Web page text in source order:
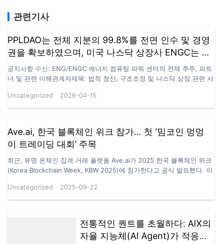
관련기사
PPLDAO는 전체 지분의 99.8%를 전면 인수 및 경영
권을 확보하였으며, 미국 나스닥 상장사 ENGC는 법
적 책임 이전을 통해 PPLDAO HOLDING GROUP
LIMITED로 이전되었습니다.
공지사항 수신: ENG/ENGC 에너지 컴퓨팅 파워 센터의 전체 주주, 파트
너 및 관련 이해관계자제목: 법적 청산, 구조조정 및 나스닥 상장 관련 사
“본 로펌”)이 관련 당사자의 위임을 받아, ENG/ENGC 에너지 컴퓨팅 파
워 센터(이하 “ENG” 또는 “ENGC”)의 법적 청산 및 이후 구조조정과 관
ENG/ENGC 관련 상장 법인은 관련 법령에 따라 이미 청산 절차에 들어
갔습니다. 관련 법규에 따라, 본 청산에는 12개월의 법정 관찰 기간이 적
용됩니다. 이 기간 동안 권리자가 이의를 제기하거나 권리를 주장하거나
법적 소송을 제기하지 않을 경우, 청산 절차는 법에 따라 진행 및 완료됩
니다. 자산 및 지분 이전 청산 절차가 법적으로…
Uncategorized 2026-04-15
Ave.ai, 한국 블록체인 위크 참가… 첫 ‘밈코인 멍멍
이 트레이딩 대회’ 주목
최근, 유명 온체인 집계 거래 플랫폼 Ave.ai가 2025 한국 블록체인 위크
(Korea Blockchain Week, KBW 2025)에 참가한다고 공식 발표했다. 이
업 행사에 스폰서로 참여할 뿐만 아니라, edgeX 등 글로벌 최상위 기관
과 협력해 네트워킹 현장을 함께 조성할 예정이다. 이는 Ave.ai의 한
안 Ave.ai의 활동 일정은 다음과 같다: ⚫️주제: Web3 Growth Summit시
간: 9월 23일 13:30장소: 222 Bongeunsa-ro, 강남구, 서울링
크: https://luma.com/apkie5u1 ⚫️주제: Ave.ai 한국행 프라이빗 디
Uncategorized 2025-09-22
전통적인 퀀트를 초월하다: AIX의
자율 지능체(AI Agent)가 적응형